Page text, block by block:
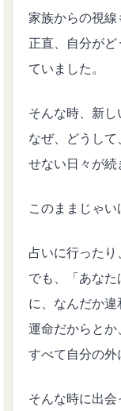
家族からの視線
正直、自分が
ていました。
そんな時、新し
なぜ、どうし
せない日々が続
このままじゃい
占いに行ったり
でも、「あな
に、なんだか違
運命だからとか
すべて自分の外
そんな時に出会